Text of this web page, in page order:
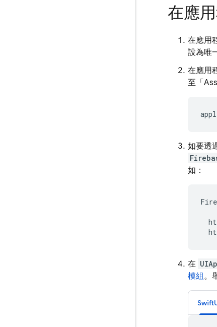
在應
在應用
設為唯
在應用
至「
如要透
如：
在
模組。